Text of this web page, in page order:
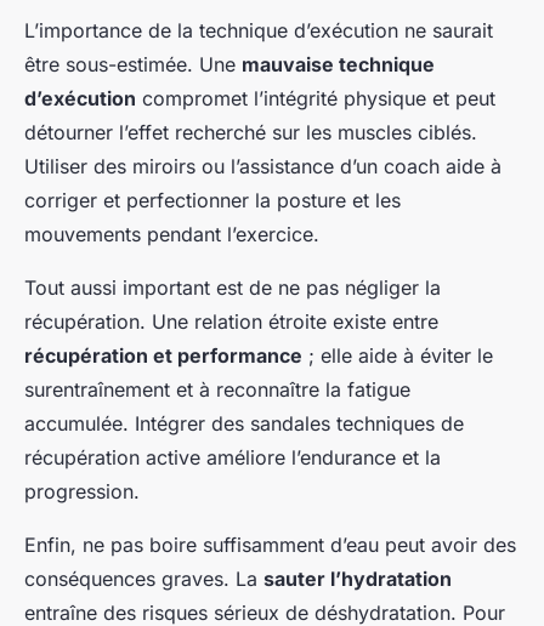
L’importance de la technique d’exécution ne saurait
être sous-estimée. Une mauvaise technique
d’exécution compromet l’intégrité physique et peut
détourner l’effet recherché sur les muscles ciblés.
Utiliser des miroirs ou l’assistance d’un coach aide à
corriger et perfectionner la posture et les
mouvements pendant l’exercice.
Tout aussi important est de ne pas négliger la
récupération. Une relation étroite existe entre
récupération et performance ; elle aide à éviter le
surentraînement et à reconnaître la fatigue
accumulée. Intégrer des sandales techniques de
récupération active améliore l’endurance et la
progression.
Enfin, ne pas boire suffisamment d’eau peut avoir des
conséquences graves. La sauter l’hydratation
entraîne des risques sérieux de déshydratation. Pour